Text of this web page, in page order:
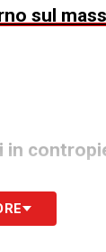
sul
in
pallone